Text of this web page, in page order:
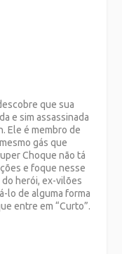
que sua
e sim assassinada
Ele é membro de
gás que
Choque não tá
e foque nesse
herói, ex-vilões
lo de alguma forma
entre em “Curto”.